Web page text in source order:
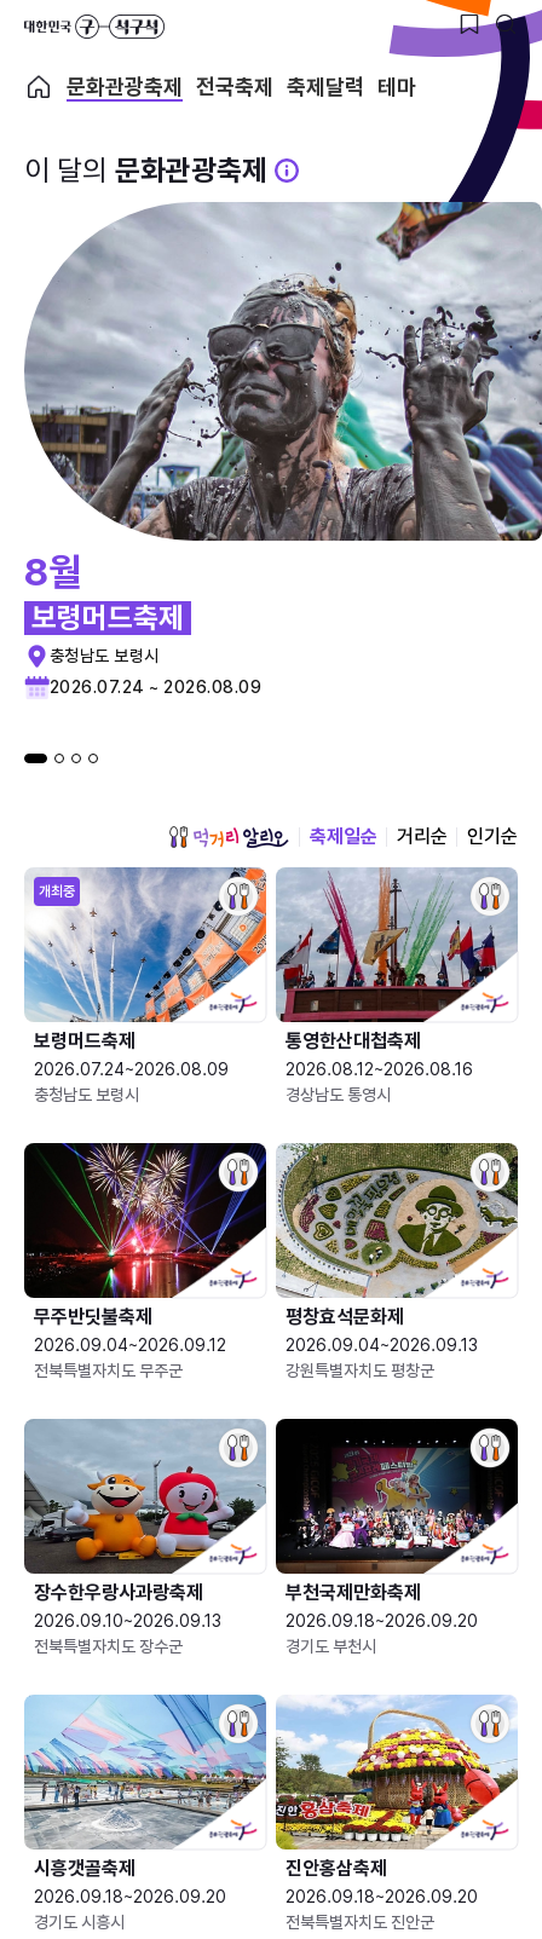
문화관광축제 전국축제 축제달력 테마
이 달의 문화관광축제
8월
보령머드축제
충청남도 보령시
2026.07.24 ~ 2026.08.09
축제일순 거리순 인기순
개최중
보령머드축제
2026.07.24~2026.08.09
충청남도 보령시
통영한산대첩축제
2026.08.12~2026.08.16
경상남도 통영시
무주반딧불축제
2026.09.04~2026.09.12
전북특별자치도 무주군
평창효석문화제
2026.09.04~2026.09.13
강원특별자치도 평창군
장수한우랑사과랑축제
2026.09.10~2026.09.13
전북특별자치도 장수군
부천국제만화축제
2026.09.18~2026.09.20
경기도 부천시
시흥갯골축제
2026.09.18~2026.09.20
경기도 시흥시
진안홍삼축제
2026.09.18~2026.09.20
전북특별자치도 진안군